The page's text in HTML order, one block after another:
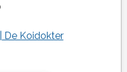
De Koidokter